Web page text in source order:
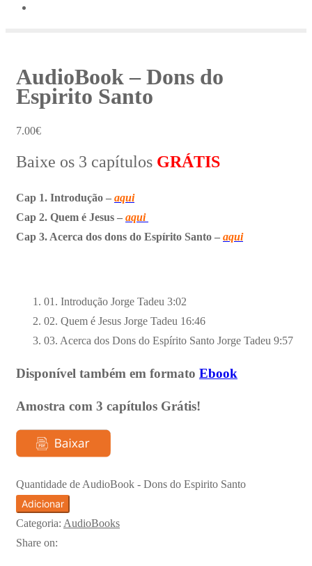
AudioBook – Dons do
Espirito Santo
7.00€
Baixe os 3 capítulos GRÁTIS
Cap 1. Introdução – aqui
Cap 2. Quem é Jesus – aqui
Cap 3. Acerca dos dons do Espírito Santo – aqui
01. Introdução Jorge Tadeu 3:02
02. Quem é Jesus Jorge Tadeu 16:46
03. Acerca dos Dons do Espírito Santo Jorge Tadeu 9:57
Disponível também em formato Ebook
Amostra com 3 capítulos Grátis!
Quantidade de AudioBook - Dons do Espirito Santo
Adicionar
Categoria: AudioBooks
Share on: